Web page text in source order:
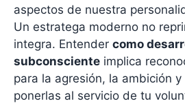
aspectos de nuestra
Un estratega moderno no
integra. Entender como
subconsciente implica
para la agresión, la ambición
ponerlas al servicio de tu